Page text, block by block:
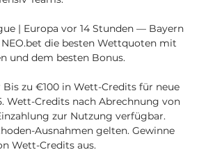
| Europa vor 14 Stunden — Bayern
die besten Wettquoten mit
und dem besten Bonus.
Bis zu €100 in Wett-Credits für neue
Wett-Credits nach Abrechnung von
zur Nutzung verfügbar.
Ausnahmen gelten. Gewinne
Wett-Credits aus.